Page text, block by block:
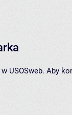
USOSweb. Aby